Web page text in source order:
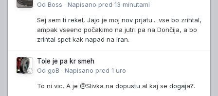
Od Boss · Napisano pred 13 minutami
Sej sem ti rekel, Jajo je moj nov prjatu... vse bo zrihtal,
ampak vseeno počakimo na jutri pa na Dončija, a bo
zrihtal spet kak napad na Iran.
Tole je pa kr smeh
Od goB · Napisano pred 1 uro
To ni vic. A je @Slivka na dopustu al kaj se dogaja?.